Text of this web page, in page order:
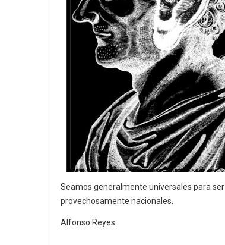
Seamos generalmente universales para ser
provechosamente nacionales.
Alfonso Reyes.